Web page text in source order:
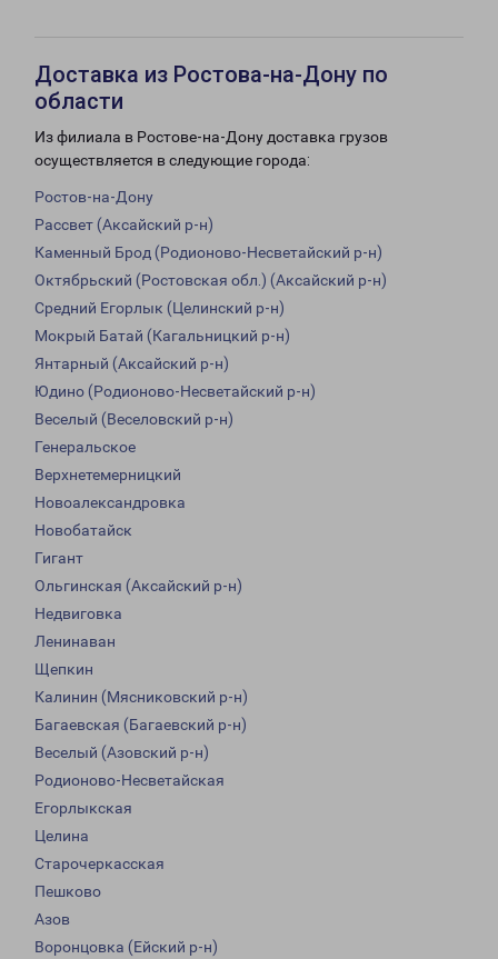
Доставка из Ростова-на-Дону по
области
Из филиала в Ростове-на-Дону доставка грузов
осуществляется в следующие города:
Ростов-на-Дону
Рассвет (Аксайский р-н)
Каменный Брод (Родионово-Несветайский р-н)
Октябрьский (Ростовская обл.) (Аксайский р-н)
Средний Егорлык (Целинский р-н)
Мокрый Батай (Кагальницкий р-н)
Янтарный (Аксайский р-н)
Юдино (Родионово-Несветайский р-н)
Веселый (Веселовский р-н)
Генеральское
Верхнетемерницкий
Новоалександровка
Новобатайск
Гигант
Ольгинская (Аксайский р-н)
Недвиговка
Ленинаван
Щепкин
Калинин (Мясниковский р-н)
Багаевская (Багаевский р-н)
Веселый (Азовский р-н)
Родионово-Несветайская
Егорлыкская
Целина
Старочеркасская
Пешково
Азов
Воронцовка (Ейский р-н)